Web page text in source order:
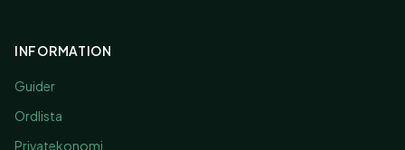
INFORMATION
Guider
Ordlista
Privatekonomi